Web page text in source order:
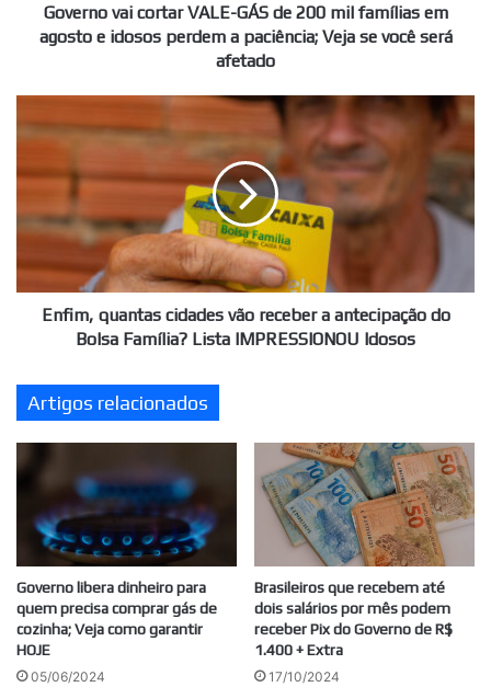
agosto
Veja
você
afetado
Governo vai cortar VALE-GÁS de 200 mil famílias em
agosto e idosos perdem a paciência; Veja se você será
afetado
quantas
vão
a
antecipação
do
Bolsa
Família?
Idosos
Enfim, quantas cidades vão receber a antecipação do
Bolsa Família? Lista IMPRESSIONOU Idosos
Artigos relacionados
Governo libera dinheiro para
quem precisa comprar gás de
cozinha; Veja como garantir
HOJE
05/06/2024
Brasileiros que recebem até
dois salários por mês podem
receber Pix do Governo de R$
1.400 + Extra
17/10/2024